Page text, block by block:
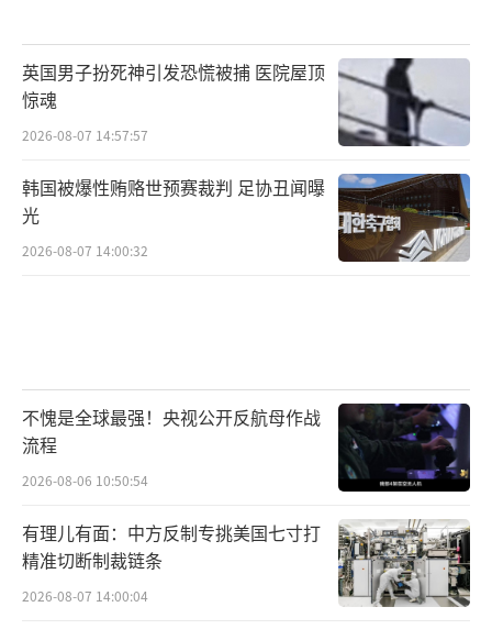
密集火力打击。无人机作战体系实现技术飞
跃，翼龙-3型无人机集群运用新型蜂群战法，
每架飞行器可配备十二枚巡航导弹，单机造价
仅相当于F-35战斗机的五十分之一。稀土资源
领域形成绝对主导，掌握全球六成精炼加工产
能，导致日本国防工业面临核心原材料供应中
断风险。丝绸之路经济带发挥战略反制作用，
社会调查数据显示，超过八成七的中国民
众支持采取坚决应对措施，网络社交平台“寸
土不让”主题讨论累计浏览量突破百亿次。历
史经验深刻警醒，从清末海战到全面抗战的惨
痛经历促使当代决策者坚信：唯有通过实力威
慑才能有效避免历史悲剧重演。
悲观预测中，日本或将陷入沦为“经济附
英国男子扮死神引发恐慌被捕 医院屋顶
惊魂
2026-08-07 14:57:57
韩国被爆性贿赂世预赛裁判 足协丑闻曝
光
2026-08-07 14:00:32
不愧是全球最强！央视公开反航母作战
流程
2026-08-06 10:50:54
有理儿有面：中方反制专挑美国七寸打
精准切断制裁链条
2026-08-07 14:00:04